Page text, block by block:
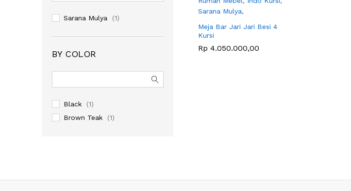
Meja Bar Jari Jari Besi 4
Kursi
Rp 4.050.000,00
Rp 4.050.000,00
Sarana Mulya (1)
BY COLOR
Black (1)
Brown Teak (1)